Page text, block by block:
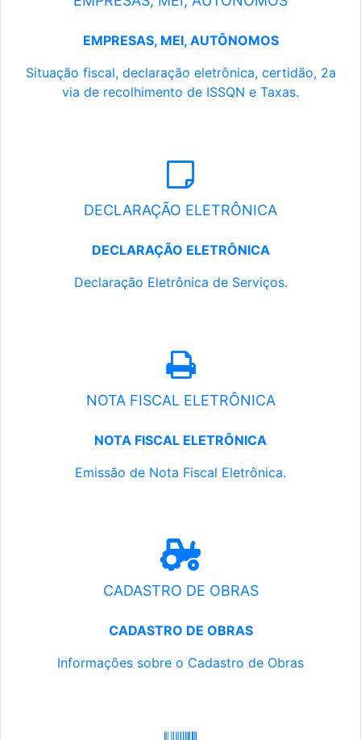
EMPRESAS, MEI, AUTÔNOMOS
Situação fiscal, declaração eletrônica, certidão, 2a
via de recolhimento de ISSQN e Taxas.
DECLARAÇÃO ELETRÔNICA
DECLARAÇÃO ELETRÔNICA
Declaração Eletrônica de Serviços.
NOTA FISCAL ELETRÔNICA
NOTA FISCAL ELETRÔNICA
Emissão de Nota Fiscal Eletrônica.
CADASTRO DE OBRAS
CADASTRO DE OBRAS
Informações sobre o Cadastro de Obras